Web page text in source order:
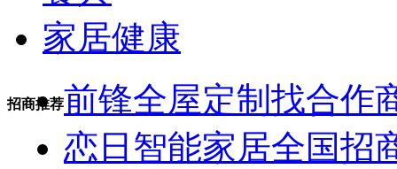
家居健康
招商推荐前锋全屋定制找合作
恋日智能家居全国招